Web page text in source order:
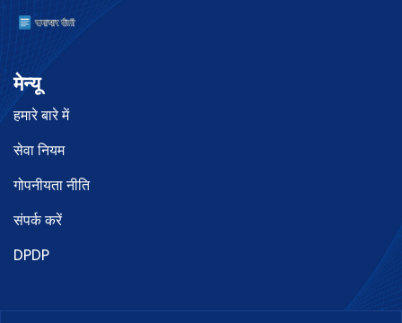
मेन्यू
हमारे बारे में
सेवा नियम
गोपनीयता नीति
संपर्क करें
DPDP